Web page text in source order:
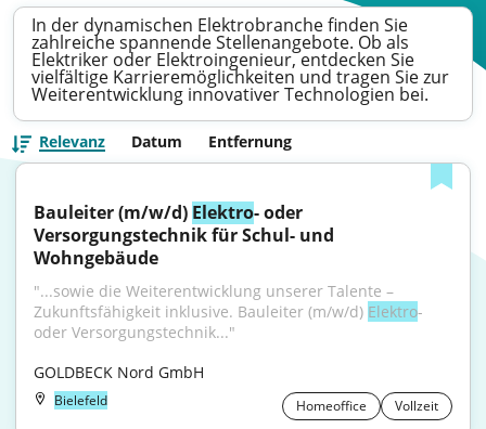
In der dynamischen Elektrobranche finden Sie
zahlreiche spannende Stellenangebote. Ob als
Elektriker oder Elektroingenieur, entdecken Sie
vielfältige Karrieremöglichkeiten und tragen Sie zur
Weiterentwicklung innovativer Technologien bei.
Relevanz Datum Entfernung
Bauleiter (m/w/d) Elektro- oder
Versorgungstechnik für Schul- und
Wohngebäude
"...sowie die Weiterentwicklung unserer Talente –
Zukunftsfähigkeit inklusive. Bauleiter (m/w/d) Elektro-
oder Versorgungstechnik..."
GOLDBECK Nord GmbH
Bielefeld Homeoffice Vollzeit